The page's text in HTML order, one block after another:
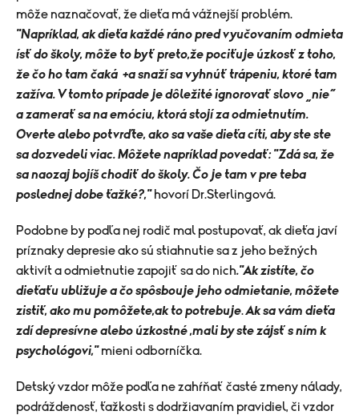
môže naznačovať, že dieťa má vážnejší problém.
"Napríklad, ak dieťa každé ráno pred vyučovaním odmieta
ísť do školy, môže to byť preto,že pociťuje úzkosť z toho,
že čo ho tam čaká +a snaží sa vyhnúť trápeniu, ktoré tam
zažíva. V tomto prípade je dôležité ignorovať slovo „nie“
a zamerať sa na emóciu, ktorá stojí za odmietnutím.
Overte alebo potvrďte, ako sa vaše dieťa cíti, aby ste ste
sa dozvedeli viac. Môžete napríklad povedať: "Zdá sa, že
sa naozaj bojíš chodiť do školy. Čo je tam v pre teba
poslednej dobe ťažké?," hovorí Dr.Sterlingová.
Podobne by podľa nej rodič mal postupovať, ak dieťa javí
príznaky depresie ako sú stiahnutie sa z jeho bežných
aktivít a odmietnutie zapojiť sa do nich."Ak zistíte, čo
dieťaťu ubližuje a čo spôsbouje jeho odmietanie, môžete
zistiť, ako mu pomôžete,ak to potrebuje.Ak sa vám dieťa
zdí depresívne alebo úzkostné ,mali by ste zájsť s ním k
psychológovi,"mieni odborníčka.
Detský vzdor môže podľa ne zahŕňať časté zmeny nálady,
podráždenosť, ťažkosti s dodržiavaním pravidiel, či vzdor